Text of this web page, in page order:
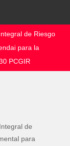
de Riesgo
para la
PCGIR
de
para